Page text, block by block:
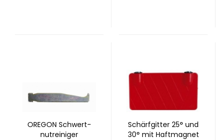
ORE­GON Schwert­
nut­rei­ni­ger
Schärf­git­ter 25° und
30° mit Haft­ma­gnet